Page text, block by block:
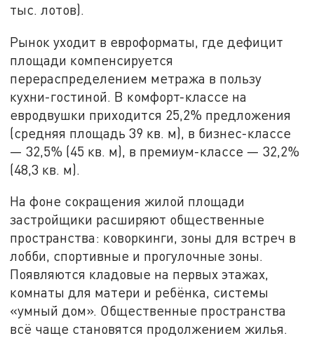
тыс. лотов).
Рынок уходит в евроформаты, где дефицит
площади компенсируется
перераспределением метража в пользу
кухни-гостиной. В комфорт-классе на
евродвушки приходится 25,2% предложения
(средняя площадь 39 кв. м), в бизнес-классе
— 32,5% (45 кв. м), в премиум-классе — 32,2%
(48,3 кв. м).
На фоне сокращения жилой площади
застройщики расширяют общественные
пространства: коворкинги, зоны для встреч в
лобби, спортивные и прогулочные зоны.
Появляются кладовые на первых этажах,
комнаты для матери и ребёнка, системы
«умный дом». Общественные пространства
всё чаще становятся продолжением жилья.